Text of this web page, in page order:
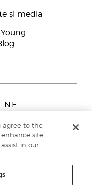
și media
NE
890113
agree to the
site
in our